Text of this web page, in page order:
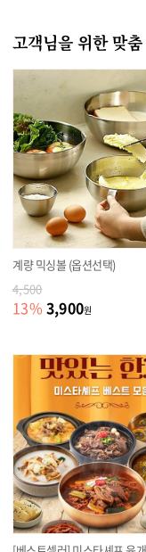
고객님을 위한 맞
계량 믹싱볼 (옵션선택)
4,500
13% 3,900원